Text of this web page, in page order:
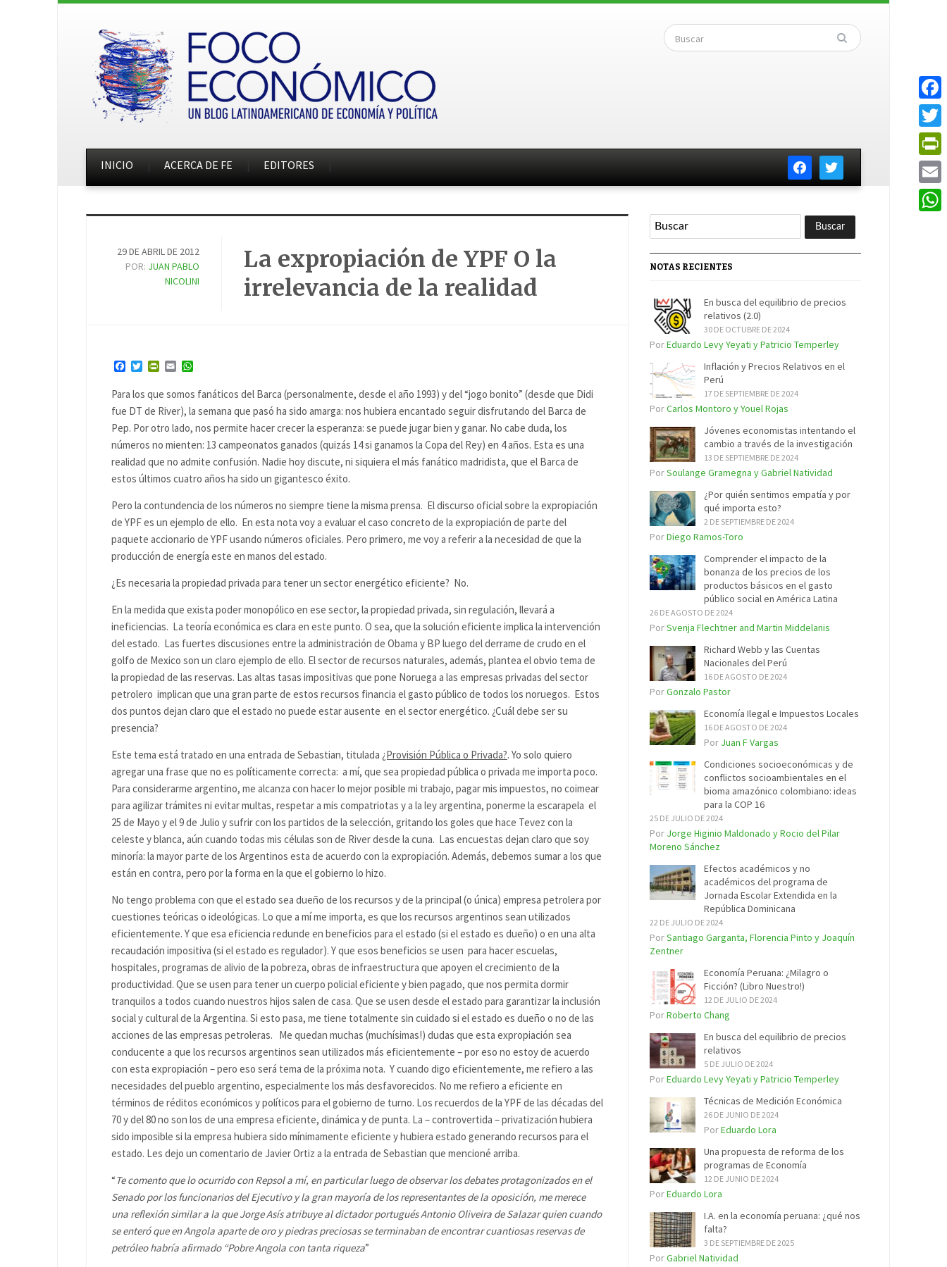
facebooktwitter
INICIO ACERCA DE FE EDITORES
29 DE ABRIL DE 2012
POR: JUAN PABLO
NICOLINI
La expropiación de YPF O la
irrelevancia de la realidad
Facebook
TwitterPrintFriendly
Email
Para los que somos fanáticos del Barca (personalmente, desde el año 1993) y del “jogo bonito” (desde que Didi
fue DT de River), la semana que pasó ha sido amarga: nos hubiera encantado seguir disfrutando del Barca de
Pep. Por otro lado, nos permite hacer crecer la esperanza: se puede jugar bien y ganar. No cabe duda, los
números no mienten: 13 campeonatos ganados (quizás 14 si ganamos la Copa del Rey) en 4 años. Esta es una
realidad que no admite confusión. Nadie hoy discute, ni siquiera el más fanático madridista, que el Barca de
estos últimos cuatro años ha sido un gigantesco éxito.
Pero la contundencia de los números no siempre tiene la misma prensa. El discurso oficial sobre la expropiación
de YPF es un ejemplo de ello. En esta nota voy a evaluar el caso concreto de la expropiación de parte del
paquete accionario de YPF usando números oficiales. Pero primero, me voy a referir a la necesidad de que la
producción de energía este en manos del estado.
¿Es necesaria la propiedad privada para tener un sector energético eficiente? No.
En la medida que exista poder monopólico en ese sector, la propiedad privada, sin regulación, llevará a
ineficiencias. La teoría económica es clara en este punto. O sea, que la solución eficiente implica la intervención
del estado. Las fuertes discusiones entre la administración de Obama y BP luego del derrame de crudo en el
golfo de Mexico son un claro ejemplo de ello. El sector de recursos naturales, además, plantea el obvio tema de
la propiedad de las reservas. Las altas tasas impositivas que pone Noruega a las empresas privadas del sector
petrolero implican que una gran parte de estos recursos financia el gasto público de todos los noruegos. Estos
dos puntos dejan claro que el estado no puede estar ausente en el sector energético. ¿Cuál debe ser su
presencia?
Este tema está tratado en una entrada de Sebastian, titulada ¿Provisión Pública o Privada?. Yo solo quiero
agregar una frase que no es políticamente correcta: a mí, que sea propiedad pública o privada me importa poco.
Para considerarme argentino, me alcanza con hacer lo mejor posible mi trabajo, pagar mis impuestos, no coimear
para agilizar trámites ni evitar multas, respetar a mis compatriotas y a la ley argentina, ponerme la escarapela el
25 de Mayo y el 9 de Julio y sufrir con los partidos de la selección, gritando los goles que hace Tevez con la
celeste y blanca, aún cuando todas mis células son de River desde la cuna. Las encuestas dejan claro que soy
minoría: la mayor parte de los Argentinos esta de acuerdo con la expropiación. Además, debemos sumar a los que
están en contra, pero por la forma en la que el gobierno lo hizo.
No tengo problema con que el estado sea dueño de los recursos y de la principal (o única) empresa petrolera por
cuestiones teóricas o ideológicas. Lo que a mí me importa, es que los recursos argentinos sean utilizados
eficientemente. Y que esa eficiencia redunde en beneficios para el estado (si el estado es dueño) o en una alta
recaudación impositiva (si el estado es regulador). Y que esos beneficios se usen para hacer escuelas,
hospitales, programas de alivio de la pobreza, obras de infraestructura que apoyen el crecimiento de la
productividad. Que se usen para tener un cuerpo policial eficiente y bien pagado, que nos permita dormir
tranquilos a todos cuando nuestros hijos salen de casa. Que se usen desde el estado para garantizar la inclusión
social y cultural de la Argentina. Si esto pasa, me tiene totalmente sin cuidado si el estado es dueño o no de las
acciones de las empresas petroleras. Me quedan muchas (muchísimas!) dudas que esta expropiación sea
conducente a que los recursos argentinos sean utilizados más eficientemente – por eso no estoy de acuerdo
con esta expropiación – pero eso será tema de la próxima nota. Y cuando digo eficientemente, me refiero a las
necesidades del pueblo argentino, especialmente los más desfavorecidos. No me refiero a eficiente en
términos de réditos económicos y políticos para el gobierno de turno. Los recuerdos de la YPF de las décadas del
70 y del 80 no son los de una empresa eficiente, dinámica y de punta. La – controvertida – privatización hubiera
sido imposible si la empresa hubiera sido mínimamente eficiente y hubiera estado generando recursos para el
estado. Les dejo un comentario de Javier Ortiz a la entrada de Sebastian que mencioné arriba.
“Te comento que lo ocurrido con Repsol a mí, en particular luego de observar los debates protagonizados en el
Senado por los funcionarios del Ejecutivo y la gran mayoría de los representantes de la oposición, me merece
una reflexión similar a la que Jorge Asís atribuye al dictador portugués Antonio Oliveira de Salazar quien cuando
se enteró que en Angola aparte de oro y piedras preciosas se terminaban de encontrar cuantiosas reservas de
petróleo habría afirmado “Pobre Angola con tanta riqueza”
NOTAS RECIENTES
En busca del equilibrio de precios
relativos (2.0)
30 DE OCTUBRE DE 2024
PorEduardo Levy Yeyati y Patricio Temperley
Inflación y Precios Relativos en el
Perú
17 DE SEPTIEMBRE DE 2024
PorCarlos Montoro y Youel Rojas
Jóvenes economistas intentando el
cambio a través de la investigación
13 DE SEPTIEMBRE DE 2024
PorSoulange Gramegna y Gabriel Natividad
¿Por quién sentimos empatía y por
qué importa esto?
2 DE SEPTIEMBRE DE 2024
PorDiego Ramos-Toro
Comprender el impacto de la
bonanza de los precios de los
productos básicos en el gasto
público social en América Latina
26 DE AGOSTO DE 2024
PorSvenja Flechtner and Martin Middelanis
Richard Webb y las Cuentas
Nacionales del Perú
16 DE AGOSTO DE 2024
PorGonzalo Pastor
Economía Ilegal e Impuestos Locales
16 DE AGOSTO DE 2024
Por Juan F Vargas
Condiciones socioeconómicas y de
conflictos socioambientales en el
bioma amazónico colombiano: ideas
para la COP 16
25 DE JULIO DE 2024
Por Jorge Higinio Maldonado y Rocio del Pilar
Moreno Sánchez
Efectos académicos y no
académicos del programa de
Jornada Escolar Extendida en la
República Dominicana
22 DE JULIO DE 2024
PorSantiago Garganta, Florencia Pinto y Joaquín
Zentner
Economía Peruana: ¿Milagro o
Ficción? (Libro Nuestro!)
12 DE JULIO DE 2024
PorRoberto Chang
En busca del equilibrio de precios
relativos
5 DE JULIO DE 2024
PorEduardo Levy Yeyati y Patricio Temperley
Técnicas de Medición Económica
26 DE JUNIO DE 2024
PorEduardo Lora
Una propuesta de reforma de los
programas de Economía
12 DE JUNIO DE 2024
PorEduardo Lora
I.A. en la economía peruana: ¿qué nos
falta?
3 DE SEPTIEMBRE DE 2025
PorGabriel Natividad
Email